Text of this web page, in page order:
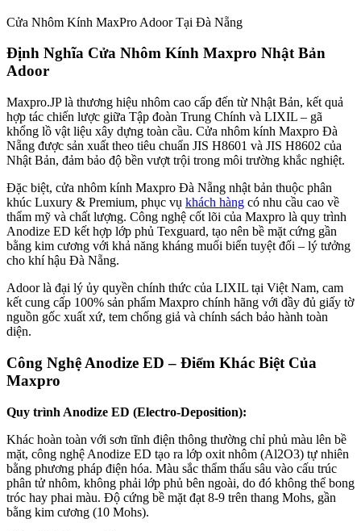
Cửa Nhôm Kính MaxPro Adoor Tại Đà Nẵng
Định Nghĩa Cửa Nhôm Kính Maxpro Nhật Bản
Adoor
Maxpro.JP là thương hiệu nhôm cao cấp đến từ Nhật Bản, kết quả
hợp tác chiến lược giữa Tập đoàn Trung Chính và LIXIL – gã
khổng lồ vật liệu xây dựng toàn cầu. Cửa nhôm kính Maxpro Đà
Nẵng được sản xuất theo tiêu chuẩn JIS H8601 và JIS H8602 của
Nhật Bản, đảm bảo độ bền vượt trội trong môi trường khắc nghiệt.
Đặc biệt, cửa nhôm kính Maxpro Đà Nẵng nhật bản thuộc phân
khúc Luxury & Premium, phục vụ khách hàng có nhu cầu cao về
thẩm mỹ và chất lượng. Công nghệ cốt lõi của Maxpro là quy trình
Anodize ED kết hợp lớp phủ Texguard, tạo nên bề mặt cứng gần
bằng kim cương với khả năng kháng muối biển tuyệt đối – lý tưởng
cho khí hậu Đà Nẵng.
Adoor là đại lý ủy quyền chính thức của LIXIL tại Việt Nam, cam
kết cung cấp 100% sản phẩm Maxpro chính hãng với đầy đủ giấy tờ
nguồn gốc xuất xứ, tem chống giả và chính sách bảo hành toàn
diện.
Công Nghệ Anodize ED – Điểm Khác Biệt Của
Maxpro
Quy trình Anodize ED (Electro-Deposition):
Khác hoàn toàn với sơn tĩnh điện thông thường chỉ phủ màu lên bề
mặt, công nghệ Anodize ED tạo ra lớp oxit nhôm (Al2O3) tự nhiên
bằng phương pháp điện hóa. Màu sắc thẩm thấu sâu vào cấu trúc
phân tử nhôm, không phải lớp phủ bên ngoài, do đó không thể bong
tróc hay phai màu. Độ cứng bề mặt đạt 8-9 trên thang Mohs, gần
bằng kim cương (10 Mohs).